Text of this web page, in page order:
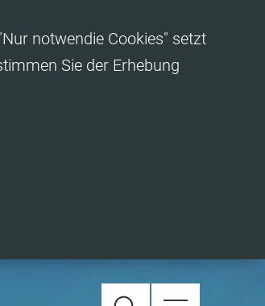
notwendie Cookies" setzt
Sie der Erhebung